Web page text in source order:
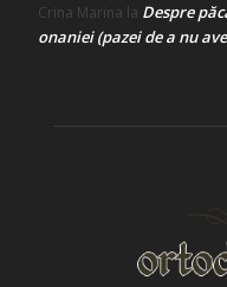
Crina Marina la Despre
onaniei (pazei de a nu